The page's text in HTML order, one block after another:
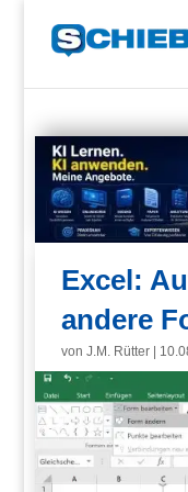
Excel:
andere
vonJ.M. Rütter